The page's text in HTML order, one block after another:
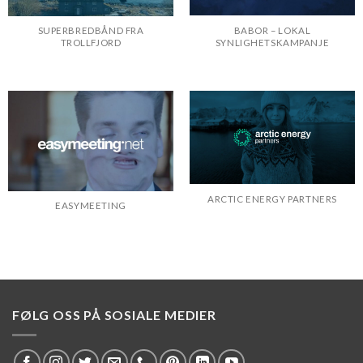
SUPERBREDBÅND FRA
TROLLFJORD
BABOR – LOKAL
SYNLIGHETSKAMPANJE
EASYMEETING
ARCTIC ENERGY PARTNERS
FØLG OSS PÅ SOSIALE MEDIER